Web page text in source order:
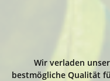
Wir verladen
bestmögliche Qualität